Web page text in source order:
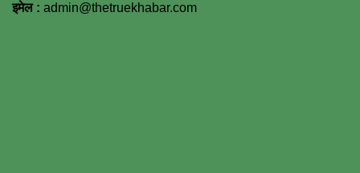
इमेल : admin@thetruekhabar.com